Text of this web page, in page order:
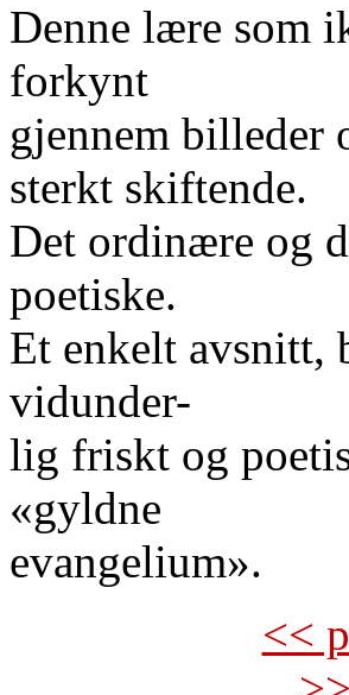
Denne lære som
forkynt
gjennem billeder
sterkt skiftende.
Det ordinære og
poetiske.
Et enkelt avsnitt,
vidunder-
lig friskt og
«gyldne
evangelium».
<<